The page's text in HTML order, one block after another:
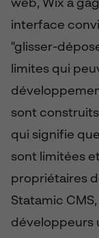
web, Wix a
interface
"glisser-
limites qui
sont
qui signifie
sont limitées
propriétaires
Statamic
développeurs